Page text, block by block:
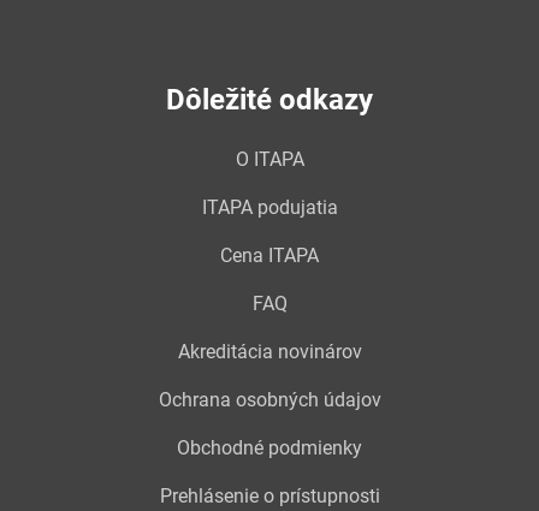
Dôležité odkazy
O ITAPA
ITAPA podujatia
Cena ITAPA
FAQ
Akreditácia novinárov
Ochrana osobných údajov
Obchodné podmienky
Prehlásenie o prístupnosti